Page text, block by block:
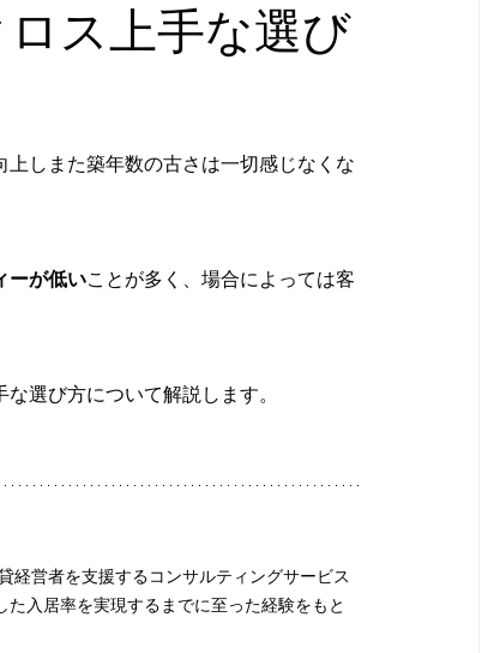
ス上手な選び
しまた築年数の古さは一切感じなくな
ーが低いことが多く、場合によっては客
選び方について解説します。
経営者を支援するコンサルティングサービス
入居率を実現するまでに至った経験をもと